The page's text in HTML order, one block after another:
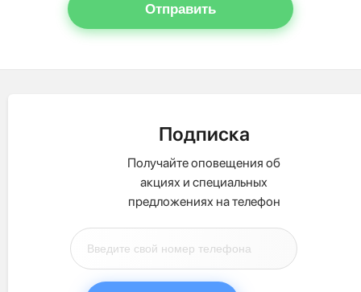
Отправить
Подписка
Получайте оповещения об
акциях и специальных
предложениях на телефон